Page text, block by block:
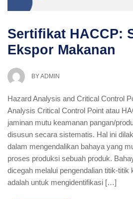
Sertifikat HACCP:
Ekspor Makanan
BYADMIN
Hazard Analysis and Critical Control
Analysis Critical Control Point atau
jaminan mutu keamanan pangan/
disusun secara sistematis. Hal ini
dalam mengendalikan bahaya yang
proses produksi sebuah produk.
dicegah melalui pengendalian titik-titik
adalah untuk mengidentifikasi […]